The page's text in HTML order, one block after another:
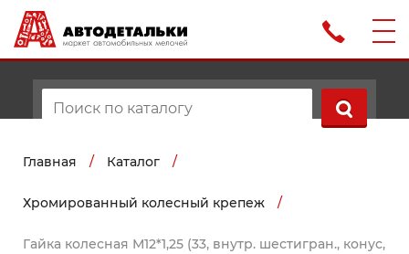
Главная / Каталог /
Хромированный колесный крепеж /
Гайка колесная М12*1,25 (33, внутр. шестигран., конус,